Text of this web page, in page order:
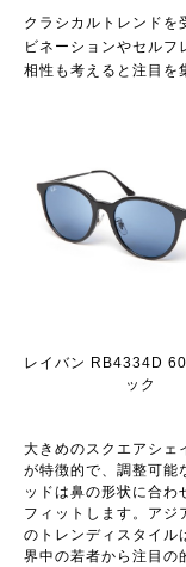
クラシカルトレンドを
ビネーションやセル
相性も考えると注目を
レイバン RB4334D
ック
大きめのスクエアシェ
が特徴的で、調整可能
ッドは鼻の形状に合わ
フィットします。アジ
のトレンディスタイル
界中の若者から注目の